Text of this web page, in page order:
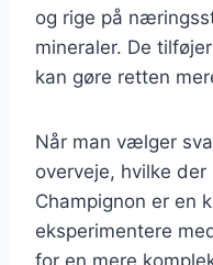
og rige på
mineraler. De
kan gøre retten
Når man vælger
overveje, hvilke
Champignon er en
eksperimentere
for en mere